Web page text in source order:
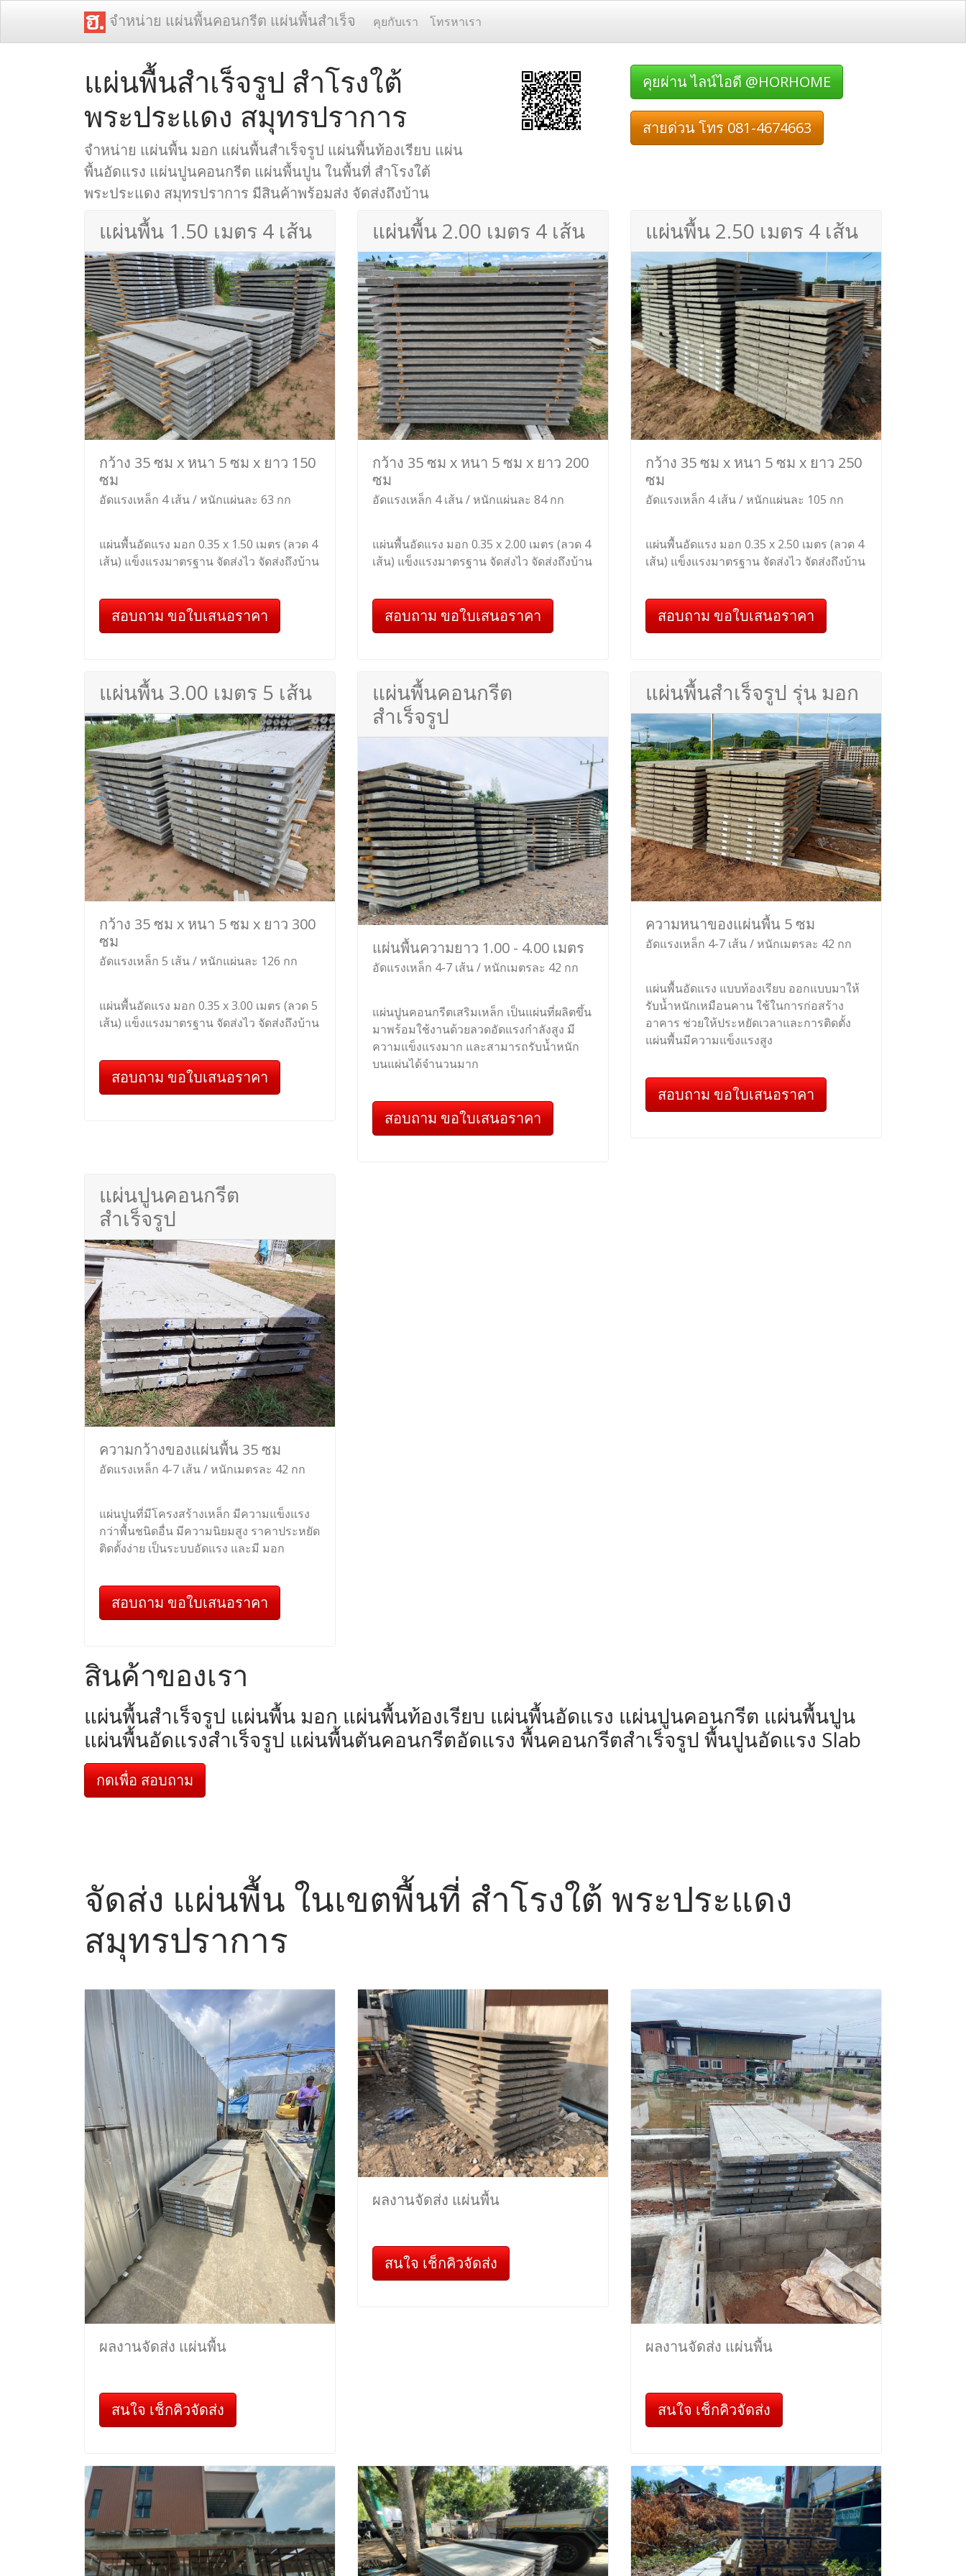
จำหน่าย แผ่นพื้นคอนกรีต แผ่นพื้นสำเร็จ คุยกับเรา โทรหาเรา
แผ่นพื้นสำเร็จรูป สำโรงใต้
พระประแดง สมุทรปราการ
จำหน่าย แผ่นพื้น มอก แผ่นพื้นสำเร็จรูป แผ่นพื้นท้องเรียบ แผ่น
พื้นอัดแรง แผ่นปูนคอนกรีต แผ่นพื้นปูน ในพื้นที่ สำโรงใต้
พระประแดง สมุทรปราการ มีสินค้าพร้อมส่ง จัดส่งถึงบ้าน
คุยผ่าน ไลน์ไอดี @HORHOME
สายด่วน โทร 081-4674663
แผ่นพื้น 1.50 เมตร 4 เส้น
กว้าง 35 ซม x หนา 5 ซม x ยาว 150
ซม
อัดแรงเหล็ก 4 เส้น / หนักแผ่นละ 63 กก
แผ่นพื้นอัดแรง มอก 0.35 x 1.50 เมตร (ลวด 4
เส้น) แข็งแรงมาตรฐาน จัดส่งไว จัดส่งถึงบ้าน
สอบถาม ขอใบเสนอราคา
แผ่นพื้น 2.00 เมตร 4 เส้น
กว้าง 35 ซม x หนา 5 ซม x ยาว 200
ซม
อัดแรงเหล็ก 4 เส้น / หนักแผ่นละ 84 กก
แผ่นพื้นอัดแรง มอก 0.35 x 2.00 เมตร (ลวด 4
เส้น) แข็งแรงมาตรฐาน จัดส่งไว จัดส่งถึงบ้าน
สอบถาม ขอใบเสนอราคา
แผ่นพื้น 2.50 เมตร 4 เส้น
กว้าง 35 ซม x หนา 5 ซม x ยาว 250
ซม
อัดแรงเหล็ก 4 เส้น / หนักแผ่นละ 105 กก
แผ่นพื้นอัดแรง มอก 0.35 x 2.50 เมตร (ลวด 4
เส้น) แข็งแรงมาตรฐาน จัดส่งไว จัดส่งถึงบ้าน
สอบถาม ขอใบเสนอราคา
แผ่นพื้น 3.00 เมตร 5 เส้น
กว้าง 35 ซม x หนา 5 ซม x ยาว 300
ซม
อัดแรงเหล็ก 5 เส้น / หนักแผ่นละ 126 กก
แผ่นพื้นอัดแรง มอก 0.35 x 3.00 เมตร (ลวด 5
เส้น) แข็งแรงมาตรฐาน จัดส่งไว จัดส่งถึงบ้าน
สอบถาม ขอใบเสนอราคา
แผ่นพื้นคอนกรีต
สำเร็จรูป
แผ่นพื้นความยาว 1.00 - 4.00 เมตร
อัดแรงเหล็ก 4-7 เส้น / หนักเมตรละ 42 กก
แผ่นปูนคอนกรีตเสริมเหล็ก เป็นแผ่นที่ผลิตขึ้น
มาพร้อมใช้งานด้วยลวดอัดแรงกำลังสูง มี
ความแข็งแรงมาก และสามารถรับน้ำหนัก
บนแผ่นได้จำนวนมาก
สอบถาม ขอใบเสนอราคา
แผ่นพื้นสำเร็จรูป รุ่น มอก
ความหนาของแผ่นพื้น 5 ซม
อัดแรงเหล็ก 4-7 เส้น / หนักเมตรละ 42 กก
แผ่นพื้นอัดแรง แบบท้องเรียบ ออกแบบมาให้
รับน้ำหนักเหมือนคาน ใช้ในการก่อสร้าง
อาคาร ช่วยให้ประหยัดเวลาและการติดตั้ง
แผ่นพื้นมีความแข็งแรงสูง
สอบถาม ขอใบเสนอราคา
แผ่นปูนคอนกรีต
สำเร็จรูป
ความกว้างของแผ่นพื้น 35 ซม
อัดแรงเหล็ก 4-7 เส้น / หนักเมตรละ 42 กก
แผ่นปูนที่มีโครงสร้างเหล็ก มีความแข็งแรง
กว่าพื้นชนิดอื่น มีความนิยมสูง ราคาประหยัด
ติดตั้งง่าย เป็นระบบอัดแรง และมี มอก
สอบถาม ขอใบเสนอราคา
สินค้าของเรา
แผ่นพื้นสำเร็จรูป แผ่นพื้น มอก แผ่นพื้นท้องเรียบ แผ่นพื้นอัดแรง แผ่นปูนคอนกรีต แผ่นพื้นปูน
แผ่นพื้นอัดแรงสำเร็จรูป แผ่นพื้นตันคอนกรีตอัดแรง พื้นคอนกรีตสำเร็จรูป พื้นปูนอัดแรง Slab
กดเพื่อ สอบถาม
จัดส่ง แผ่นพื้น ในเขตพื้นที่ สำโรงใต้ พระประแดง
สมุทรปราการ
ผลงานจัดส่ง แผ่นพื้น
สนใจ เช็กคิวจัดส่ง
ผลงานจัดส่ง แผ่นพื้น
สนใจ เช็กคิวจัดส่ง
ผลงานจัดส่ง แผ่นพื้น
สนใจ เช็กคิวจัดส่ง